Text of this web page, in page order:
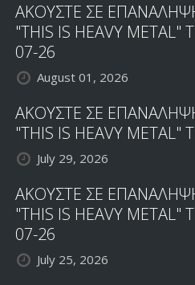
ΑΚΟΥΣΤΕ ΣΕ
"THIS IS HEAVY
07-26
August 01, 2026
ΑΚΟΥΣΤΕ ΣΕ
"THIS IS HEAVY
July 29, 2026
ΑΚΟΥΣΤΕ ΣΕ
"THIS IS HEAVY
07-26
July 25, 2026